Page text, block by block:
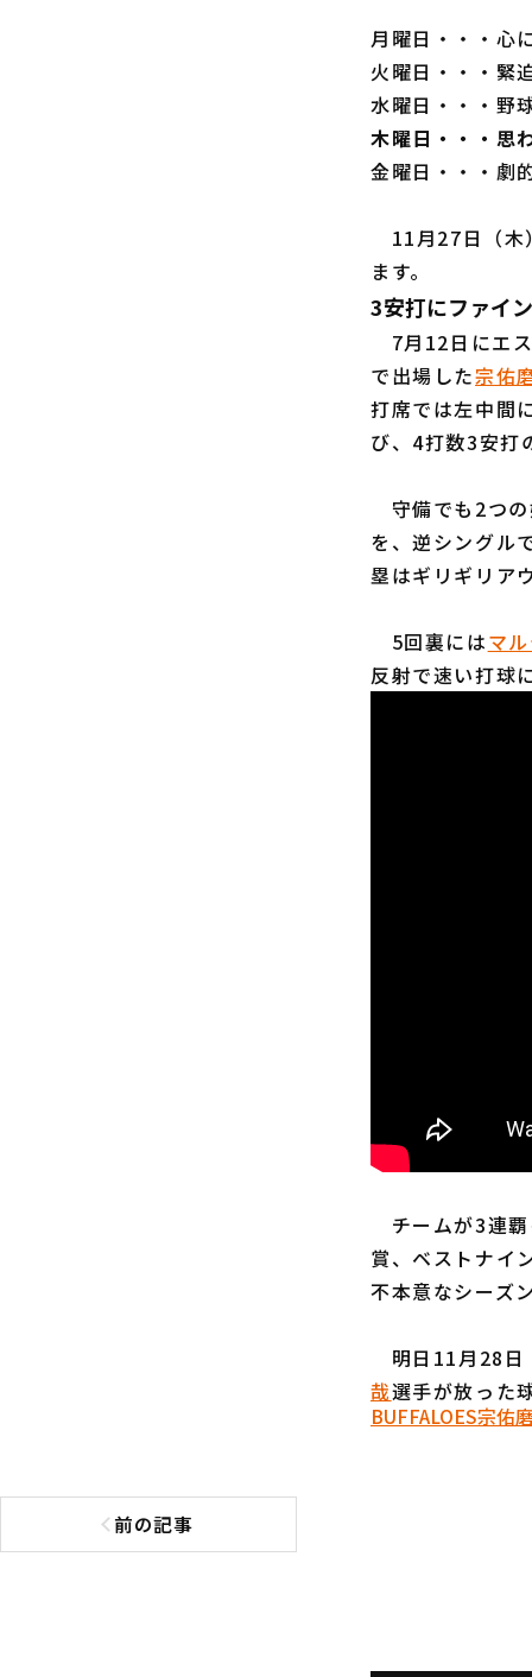
月曜日・・・心
火曜日・・・緊
水曜日・・・野
木曜日・・・思
金曜日・・・劇
11月27日（木
ます。
3安打にファイ
7月12日にエ
で出場した宗佑
打席では左中間
び、4打数3安打
守備でも2つ
を、逆シングル
塁はギリギリア
5回裏にはマ
反射で速い打球
チームが3連
賞、ベストナイ
不本意なシーズ
明日11月28日
哉選手が放った
BUFFALOES宗佑
前の記事
前の記事へ